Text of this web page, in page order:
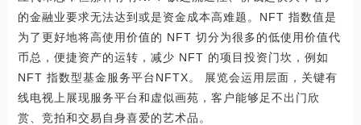
的金融业要求无法达到或是资金成本高难题。NFT 指数值是
为了更好地将高使用价值的 NFT 切分为很多的低使用价值代
币总，便捷资产的运转，减少 NFT 的项目投资门坎，例如
NFT 指数型基金服务平台NFTX。 展览会运用层面，关键有
线电视上展现服务平台和虚似画苑，客户能够足不出门欣
赏、竞拍和交易自身喜爱的艺术品。